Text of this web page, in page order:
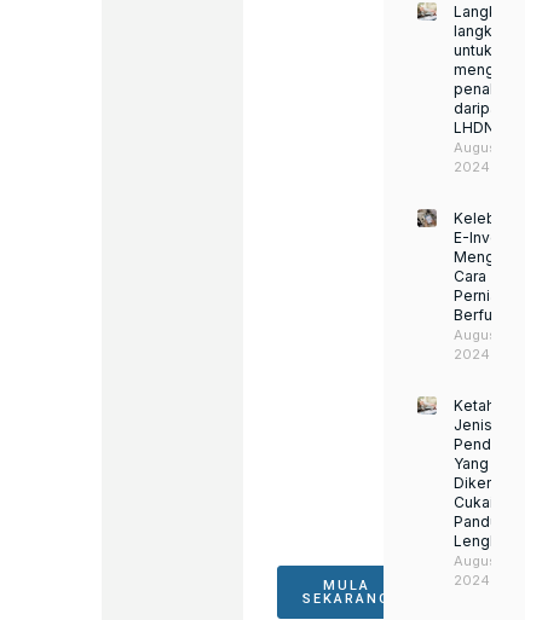
MULA
SEKARANG
Langkah-
langkah
untuk
penalti
daripada
LHDN
August 22,
2024
Kelebihan
E-Invoice:
Mengubah
Cara
Perniagaan
Berfungsi
August 22,
2024
Ketahui
Jenis
Pendapatan
Yang
Dikenakan
Cukai:
Panduan
Lengkap
August 22,
2024